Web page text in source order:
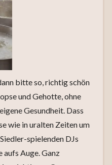
bitte so, richtig schön
und Gehotte, ohne
Gesundheit. Dass
wie in uralten Zeiten um
spielenden DJs
aufs Auge. Ganz